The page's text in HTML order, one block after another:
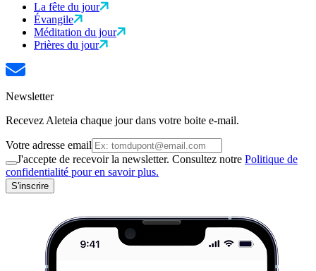
La fête du jour
Évangile
Méditation du jour
Prières du jour
Newsletter
Recevez Aleteia chaque jour dans votre boite e-mail.
Votre adresse email
J'accepte de recevoir la newsletter. Consultez notre Politique de
confidentialité pour en savoir plus.
S'inscrire